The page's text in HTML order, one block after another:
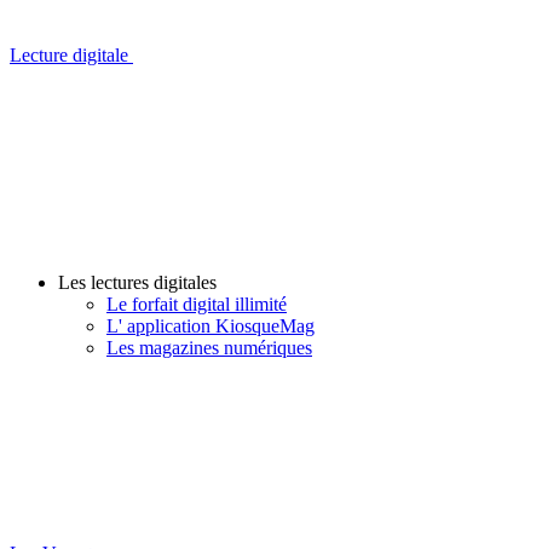
Lecture digitale
Les lectures digitales
Le forfait digital illimité
L' application KiosqueMag
Les magazines numériques